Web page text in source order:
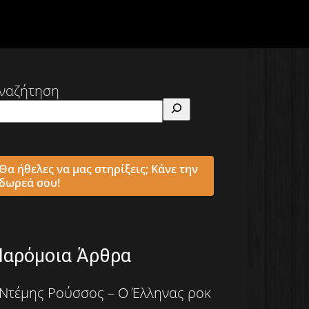
ήθελες να μας στηρίξεις; Κάνε την
σου!
Άρθρα
Ρούσσος – Ο Έλληνας ροκ